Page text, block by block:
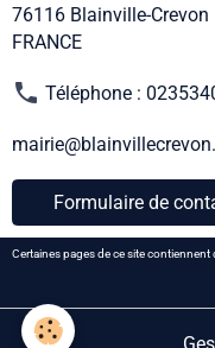
76116 Blainville-Crevon
FRANCE
Téléphone :
Formulaire de
Certaines pages de ce site